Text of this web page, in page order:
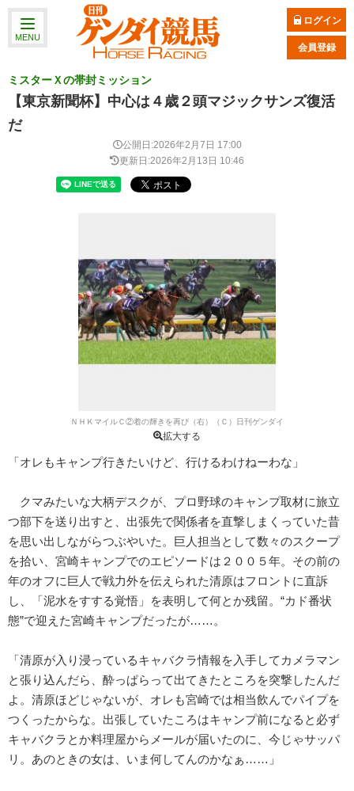
MENU
ログイン
会員登録
ミスターＸの帯封ミッション
【東京新聞杯】中心は４歳２頭マジックサンズ復活
だ
公開日:2026年2月7日 17:00
更新日:2026年2月13日 10:46
ＮＨＫマイルＣ②着の輝きを再び（右）（Ｃ）日刊ゲンダイ
拡大する
「オレもキャンプ行きたいけど、行けるわけねーわな」
クマみたいな大柄デスクが、プロ野球のキャンプ取材に旅立
つ部下を送り出すと、出張先で関係者を直撃しまくっていた昔
を思い出しながらつぶやいた。巨人担当として数々のスクープ
を拾い、宮崎キャンプでのエピソードは２００５年。その前の
年のオフに巨人で戦力外を伝えられた清原はフロントに直訴
し、「泥水をすする覚悟」を表明して何とか残留。“カド番状
態”で迎えた宮崎キャンプだったが……。
「清原が入り浸っているキャバクラ情報を入手してカメラマン
と張り込んだら、酔っぱらって出てきたところを突撃したんだ
よ。清原ほどじゃないが、オレも宮崎では相当飲んでパイプを
つくったからな。出張していたころはキャンプ前になると必ず
キャバクラとか料理屋からメールが届いたのに、今じゃサッパ
リ。あのときの女は、いま何してんのかなぁ……」